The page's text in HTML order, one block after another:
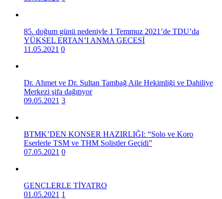
85. doğum günü nedeniyle 1 Temmuz 2021’de TDU’da
YÜKSEL ERTAN’I ANMA GECESİ
11.05.2021 0
Dr. Ahmet ve Dr. Sultan Tambağ Aile Hekimliği ve Dahiliye
Merkezi şifa dağıtıyor
09.05.2021 3
BTMK’DEN KONSER HAZIRLIĞI: “Solo ve Koro
Eserlerle TSM ve THM Solistler Geçidi”
07.05.2021 0
GENÇLERLE TİYATRO
01.05.2021 1